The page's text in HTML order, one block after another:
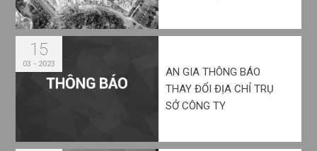
15
03 - 2023
AN GIA THÔNG BÁO
THAY ĐỔI ĐỊA CHỈ TRỤ
SỞ CÔNG TY